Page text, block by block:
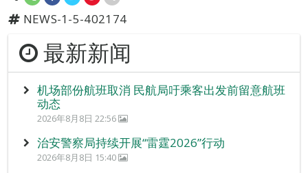
NEWS-1-5-402174
最新新闻
机场部份航班取消 民航局吁乘客出发前留意航班
动态
2026年8月8日 22:56
治安警察局持续开展“雷霆2026”行动
2026年8月8日 15:40